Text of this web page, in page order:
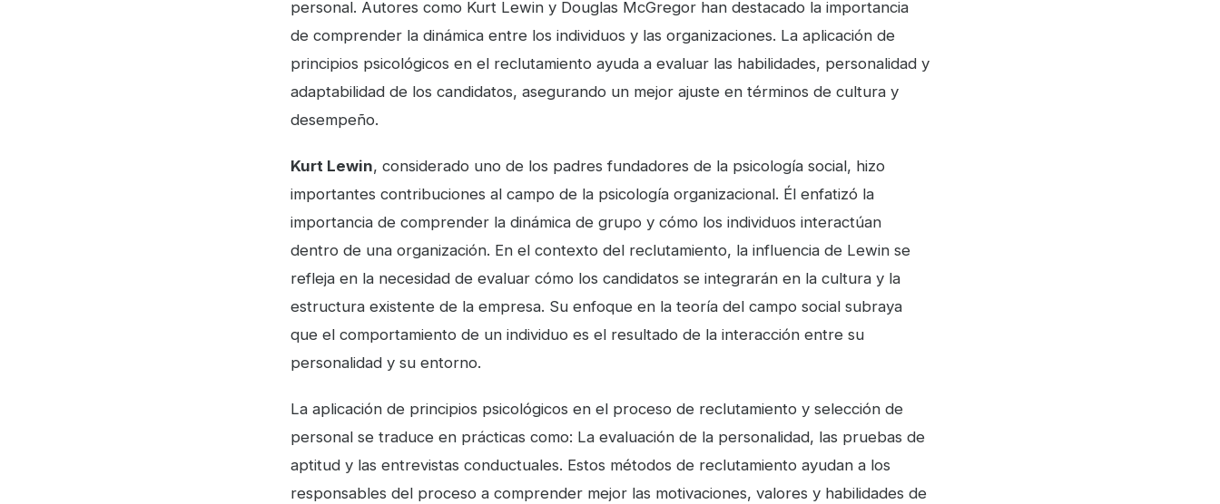
personal. Autores como Kurt Lewin y Douglas McGregor han destacado la importancia
de comprender la dinámica entre los individuos y las organizaciones. La aplicación de
principios psicológicos en el reclutamiento ayuda a evaluar las habilidades, personalidad y
adaptabilidad de los candidatos, asegurando un mejor ajuste en términos de cultura y
desempeño.
Kurt Lewin, considerado uno de los padres fundadores de la psicología social, hizo
importantes contribuciones al campo de la psicología organizacional. Él enfatizó la
importancia de comprender la dinámica de grupo y cómo los individuos interactúan
dentro de una organización. En el contexto del reclutamiento, la influencia de Lewin se
refleja en la necesidad de evaluar cómo los candidatos se integrarán en la cultura y la
estructura existente de la empresa. Su enfoque en la teoría del campo social subraya
que el comportamiento de un individuo es el resultado de la interacción entre su
personalidad y su entorno.
La aplicación de principios psicológicos en el proceso de reclutamiento y selección de
personal se traduce en prácticas como: La evaluación de la personalidad, las pruebas de
aptitud y las entrevistas conductuales. Estos métodos de reclutamiento ayudan a los
responsables del proceso a comprender mejor las motivaciones, valores y habilidades de